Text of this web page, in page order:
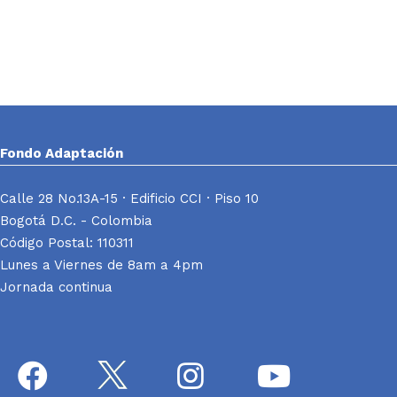
Fondo Adaptación
Calle 28 No.13A-15 · Edificio CCI · Piso 10
Bogotá D.C. - Colombia
Código Postal: 110311
Lunes a Viernes de 8am a 4pm
Jornada continua